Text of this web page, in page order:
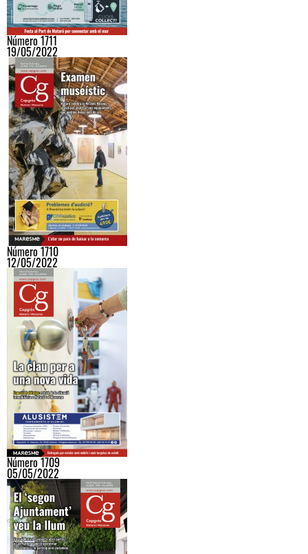
Número 1711
19/05/2022
Número 1710
12/05/2022
Número 1709
05/05/2022